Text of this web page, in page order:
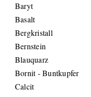
Baryt
Basalt
Bergkristall
Bernstein
Blauquarz
Bornit - Buntkupfer
Calcit